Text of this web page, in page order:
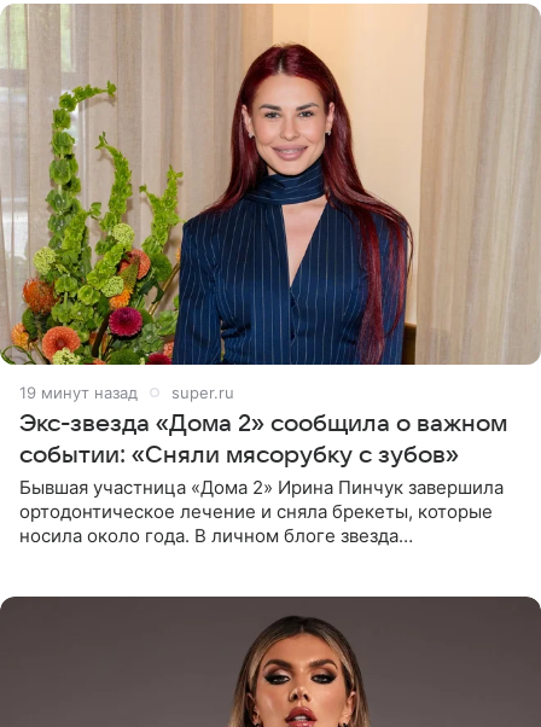
19 минут назад super.ru
Экс-звезда «Дома 2» сообщила о важном
событии: «Сняли мясорубку с зубов»
Бывшая участница «Дома 2» Ирина Пинчук завершила
ортодонтическое лечение и сняла брекеты, которые
носила около года. В личном блоге звезда